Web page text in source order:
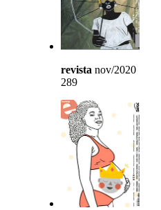
revista nov/2020
289